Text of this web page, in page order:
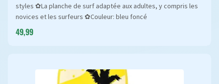
styles ✿La planche de surf adaptée aux adultes, y compris les
novices et les surfeurs ✿Couleur: bleu foncé
49,99